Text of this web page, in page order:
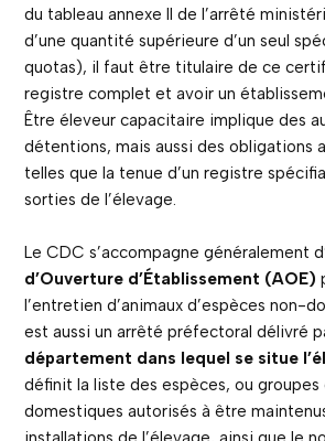
du tableau annexe II de l’arrêté
d’une quantité supérieure d’un seul
quotas), il faut être titulaire de ce
registre complet et avoir un
Être éleveur capacitaire implique des
détentions, mais aussi des obligations
telles que la tenue d’un registre
sorties de l’élevage.
Le CDC s’accompagne généralement
d’Ouverture d’Établissement (AOE)
l’entretien d’animaux d’espèces non-
est aussi un arrêté préfectoral délivré
département dans lequel se situe
définit la liste des espèces, ou groupes
domestiques autorisés à être